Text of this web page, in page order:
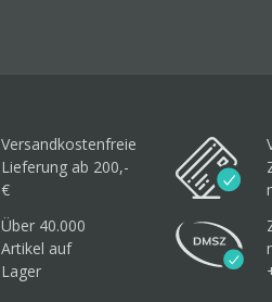
Versandkostenfreie
Lieferung ab 200,-
€
Über 40.000
Artikel auf
Lager